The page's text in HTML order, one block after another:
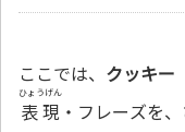
ここでは、 クッキー
表現
ひょうげん
・フレーズを